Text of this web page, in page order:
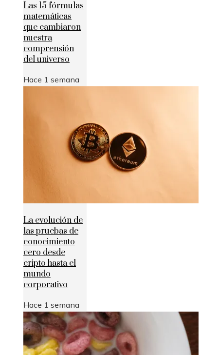
Las 15 fórmulas
matemáticas
que cambiaron
nuestra
comprensión
del universo
Hace 1 semana
La evolución de
las pruebas de
conocimiento
cero desde
cripto hasta el
mundo
corporativo
Hace 1 semana